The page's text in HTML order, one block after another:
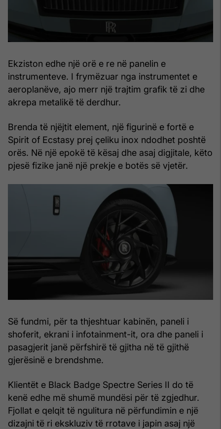
Ekziston edhe një orë e re në panelin e
instrumenteve. I frymëzuar nga instrumentet e
aeroplanëve, ajo merr një trajtim grafik të zi dhe
akrepa metalikë të derdhur.
Brenda të njëjtit element, një figurinë e fortë e
Spirit of Ecstasy prej çeliku inox ndodhet poshtë
orës. Në një epokë të kësaj dhe asaj digjitale, këto
pjesë fizike janë një prekje e botës së vjetër.
Së fundmi, për ta thjeshtuar kabinën, paneli i
shoferit, ekrani i infotainment-it, ora dhe paneli i
pasagjerit janë përfshirë të gjitha në të gjithë
gjerësinë e brendshme.
Klientët e Black Badge Spectre Series II do të
kenë edhe më shumë mundësi për të zgjedhur.
Fjollat e qelqit të ngulitura në përfundimin e një
dizajni të ri ekskluziv të rrotave i japin asaj një